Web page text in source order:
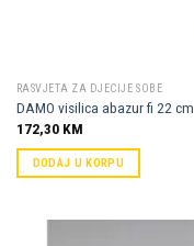
RASVJETA ZA DJECIJE SOBE
DAMO visilica abazur fi 22 cm
172,30 KM
DODAJ U KORPU